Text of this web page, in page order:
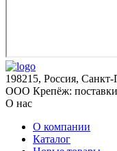
198215, Россия, Санкт-
ООО Крепёж:
О нас
О компании
Каталог